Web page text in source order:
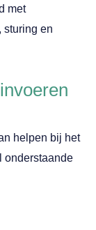
met
sturing en
helpen bij het
onderstaande